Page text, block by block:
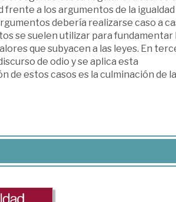
frente a los argumentos de la
debería realizarse caso a
se suelen utilizar para fundamentar
que subyacen a las leyes. En
de odio y se aplica esta
de estos casos es la culminación de la